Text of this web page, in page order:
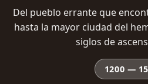
Del pueblo errante que
hasta la mayor ciudad del
siglos de
1200 —